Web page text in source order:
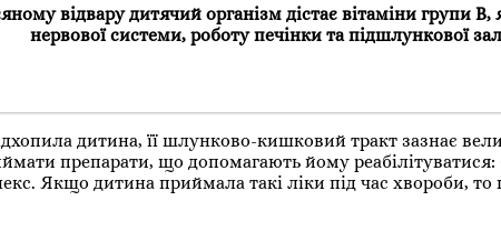
відвару дитячий організм дістає вітаміни групи
нервової системи, роботу печінки та підшлункової
дитина, її шлунково-кишковий тракт зазнає
препарати, що допомагають йому реабілітуватися:
Якщо дитина приймала такі ліки під час хвороби,